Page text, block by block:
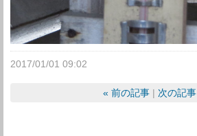
2017/01/01 09:02
« 前の記事 次の記事